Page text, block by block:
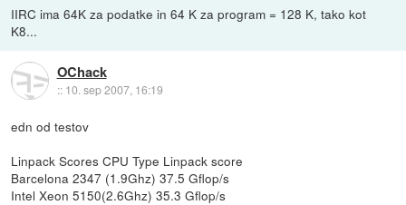
IIRC ima 64K za podatke in 64 K za program = 128 K, tako kot
K8...
OChack
:: 10. sep 2007, 16:19
edn od testov
Linpack Scores CPU Type Linpack score
Barcelona 2347 (1.9Ghz) 37.5 Gflop/s
Intel Xeon 5150(2.6Ghz) 35.3 Gflop/s